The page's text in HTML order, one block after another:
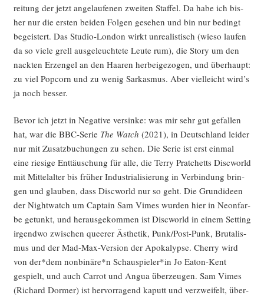
rei­tung der jetzt ange­lau­fe­nen zwei­ten Staf­fel. Da habe ich bis­
her nur die ers­ten bei­den Fol­gen gese­hen und bin nur bedingt
begeis­tert. Das Stu­dio-Lon­don wirkt unrea­lis­tisch (wie­so lau­fen
da so vie­le grell aus­ge­leuch­te­te Leu­te rum), die Sto­ry um den
nack­ten Erz­engel an den Haa­ren her­bei­ge­zo­gen, und über­haupt:
zu viel Pop­corn und zu wenig Sar­kas­mus. Aber viel­leicht wird’s
ja noch besser.
Bevor ich jetzt in Nega­ti­ve ver­sin­ke: was mir sehr gut gefal­len
hat, war die BBC-Serie The Watch (2021), in Deutsch­land lei­der
nur mit Zusatz­bu­chun­gen zu sehen. Die Serie ist erst ein­mal
eine rie­si­ge Ent­täu­schung für alle, die Ter­ry Prat­chetts Disc­world
mit Mit­tel­al­ter bis frü­her Indus­tria­li­sie­rung in Ver­bin­dung brin­
gen und glau­ben, dass Disc­world nur so geht. Die Grund­ideen
der Night­watch um Cap­tain Sam Vimes wur­den hier in Neon­far­
be getunkt, und her­aus­ge­kom­men ist Disc­world in einem Set­ting
irgend­wo zwi­schen quee­rer Ästhe­tik, Pun­k/­Post-Punk, Bru­ta­lis­
mus und der Mad-Max-Ver­si­on der Apo­ka­lyp­se. Cher­ry wird
von der*dem nonbinäre*n Schauspieler*in Jo Eaton-Kent
gespielt, und auch Car­rot und Angua über­zeu­gen. Sam Vimes
(Richard Dor­mer) ist her­vor­ra­gend kaputt und ver­zwei­felt, über­